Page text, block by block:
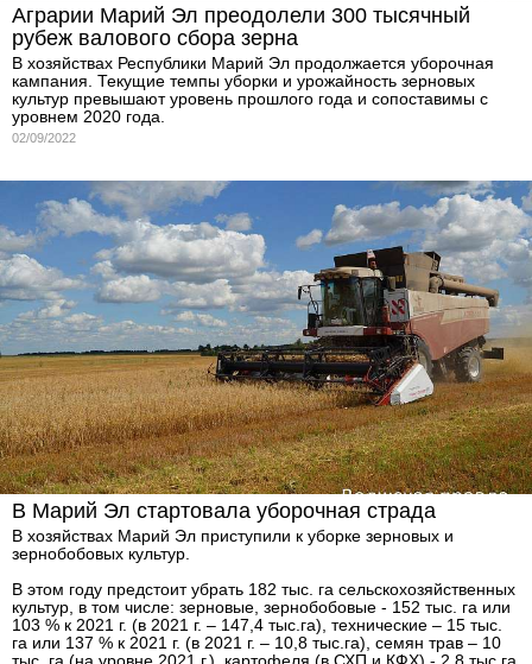
Аграрии Марий Эл преодолели 300 тысячный
рубеж валового сбора зерна
В хозяйствах Республики Марий Эл продолжается уборочная
кампания. Текущие темпы уборки и урожайность зерновых
культур превышают уровень прошлого года и сопоставимы с
уровнем 2020 года.
02/09/2022
В Марий Эл стартовала уборочная страда
В хозяйствах Марий Эл приступили к уборке зерновых и
зернобобовых культур.
В этом году предстоит убрать 182 тыс. га сельскохозяйственных
культур, в том числе: зерновые, зернобобовые - 152 тыс. га или
103 % к 2021 г. (в 2021 г. – 147,4 тыс.га), технические – 15 тыс.
га или 137 % к 2021 г. (в 2021 г. – 10,8 тыс.га), семян трав – 10
тыс. га (на уровне 2021 г.), картофеля (в СХП и КФХ) - 2,8 тыс.га